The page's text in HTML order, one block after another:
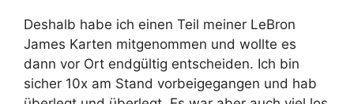
Deshalb habe ich einen Teil meiner LeBron
James Karten mitgenommen und wollte es
dann vor Ort endgültig entscheiden. Ich bin
sicher 10x am Stand vorbeigegangen und hab